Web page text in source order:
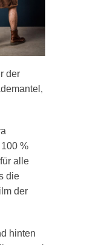
der
%
alle
die
der
hinten